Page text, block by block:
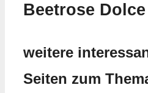
Beetrose
weitere
Seiten zum